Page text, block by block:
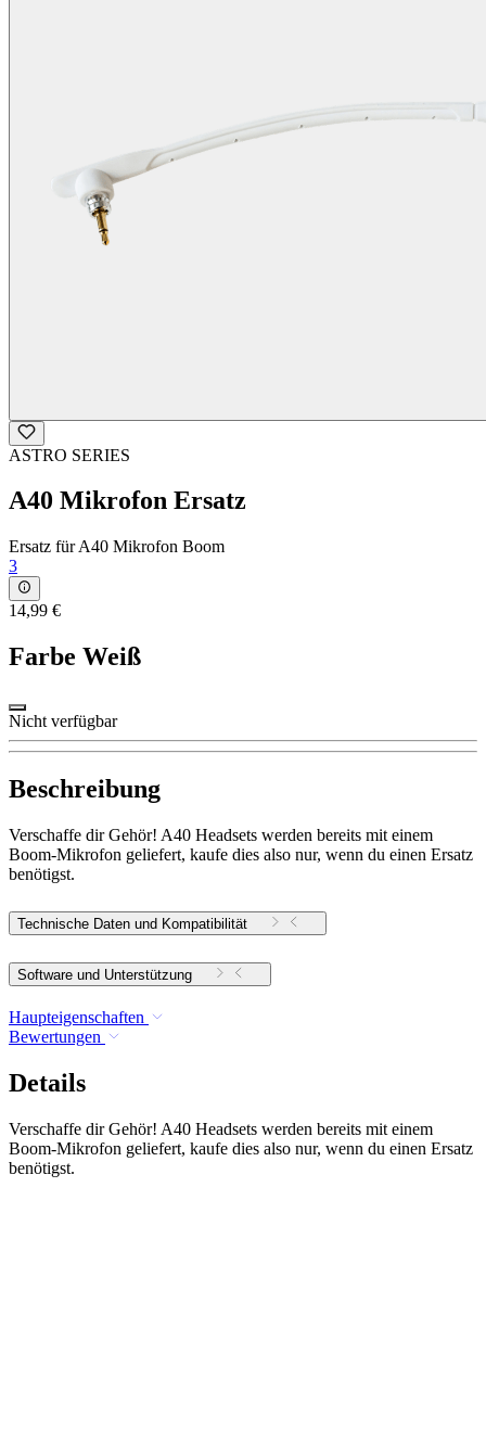
ASTRO SERIES
A40 Mikrofon Ersatz
Ersatz für A40 Mikrofon Boom
3
14,99 €
Farbe Weiß
Nicht verfügbar
Beschreibung
Verschaffe dir Gehör! A40 Headsets werden bereits mit einem
Boom-Mikrofon geliefert, kaufe dies also nur, wenn du einen Ersatz
benötigst.
Technische Daten und Kompatibilität
Software und Unterstützung
Haupteigenschaften
Bewertungen
Details
Verschaffe dir Gehör! A40 Headsets werden bereits mit einem
Boom-Mikrofon geliefert, kaufe dies also nur, wenn du einen Ersatz
benötigst.